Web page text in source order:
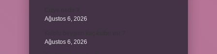
Ağustos 6, 2026
Ağustos 6, 2026